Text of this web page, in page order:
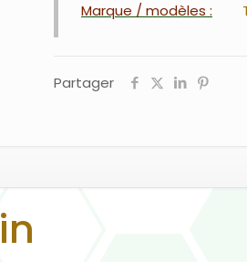
Marque / modèles :
Partager